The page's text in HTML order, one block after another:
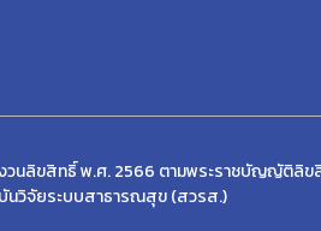
นลิขสิทธิ์ พ.ศ. 2566 ตามพระราชบัญญัติลิข
นวิจัยระบบสาธารณสุข (สวรส.)